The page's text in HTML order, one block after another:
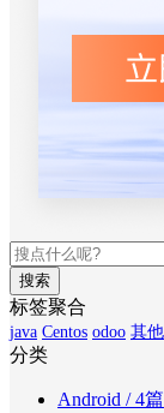
搜索
标签聚合
java Centos odoo 其他
分类
Android / 4篇